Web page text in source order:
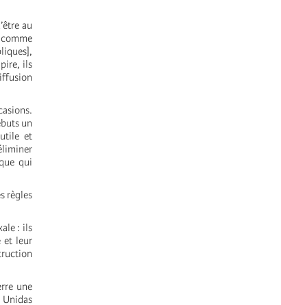
au
ils
un
et
qui
règles
: ils
et leur
une